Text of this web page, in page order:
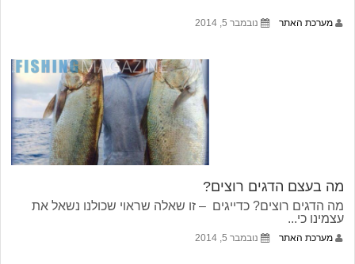
מערכת האתר נובמבר 5, 2014
מה בעצם הדגים רוצים?
מה הדגים רוצים? כדייגים – זו שאלה שראוי שכולנו נשאל את
עצמינו כי...
מערכת האתר נובמבר 5, 2014